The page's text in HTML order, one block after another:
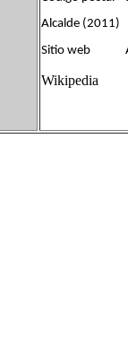
Alcalde (2011)
Sitio web
Wikipedia